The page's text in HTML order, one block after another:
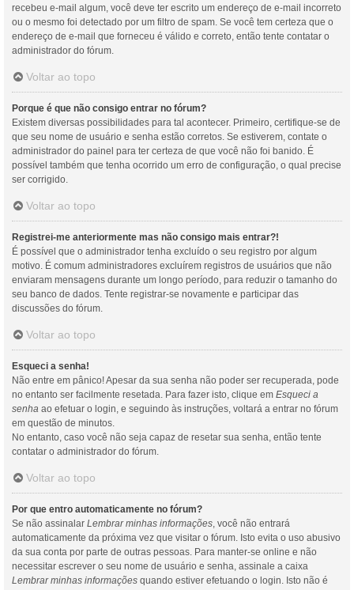
recebeu e-mail algum, você deve ter escrito um endereço de e-mail incorreto
ou o mesmo foi detectado por um filtro de spam. Se você tem certeza que o
endereço de e-mail que forneceu é válido e correto, então tente contatar o
administrador do fórum.
Voltar ao topo
Porque é que não consigo entrar no fórum?
Existem diversas possibilidades para tal acontecer. Primeiro, certifique-se de
que seu nome de usuário e senha estão corretos. Se estiverem, contate o
administrador do painel para ter certeza de que você não foi banido. É
possível também que tenha ocorrido um erro de configuração, o qual precise
ser corrigido.
Voltar ao topo
Registrei-me anteriormente mas não consigo mais entrar?!
É possível que o administrador tenha excluído o seu registro por algum
motivo. É comum administradores excluírem registros de usuários que não
enviaram mensagens durante um longo período, para reduzir o tamanho do
seu banco de dados. Tente registrar-se novamente e participar das
discussões do fórum.
Voltar ao topo
Esqueci a senha!
Não entre em pânico! Apesar da sua senha não poder ser recuperada, pode
no entanto ser facilmente resetada. Para fazer isto, clique em Esqueci a
senha ao efetuar o login, e seguindo às instruções, voltará a entrar no fórum
em questão de minutos.
No entanto, caso você não seja capaz de resetar sua senha, então tente
contatar o administrador do fórum.
Voltar ao topo
Por que entro automaticamente no fórum?
Se não assinalar Lembrar minhas informações, você não entrará
automaticamente da próxima vez que visitar o fórum. Isto evita o uso abusivo
da sua conta por parte de outras pessoas. Para manter-se online e não
necessitar escrever o seu nome de usuário e senha, assinale a caixa
Lembrar minhas informações quando estiver efetuando o login. Isto não é